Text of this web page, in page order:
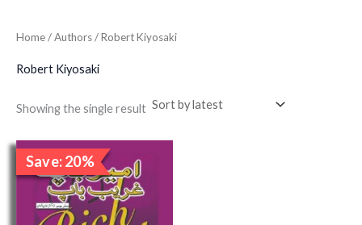
Home/ Authors / Robert Kiyosaki
Robert Kiyosaki
Showing the single result
Save: 20%
Sale!
Original
price
was:
₹500.00.
price
is:
₹400.00.